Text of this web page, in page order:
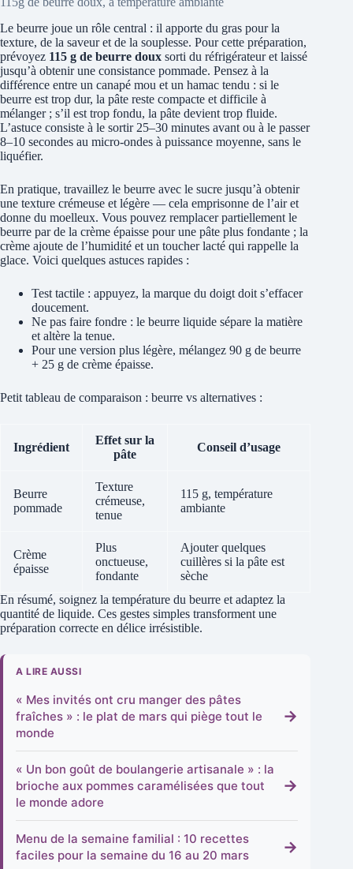
Le beurre joue un rôle central : il apporte du gras pour la
texture, de la saveur et de la souplesse. Pour cette préparation,
prévoyez 115 g de beurre doux sorti du réfrigérateur et laissé
jusqu’à obtenir une consistance pommade. Pensez à la
différence entre un canapé mou et un hamac tendu : si le
beurre est trop dur, la pâte reste compacte et difficile à
mélanger ; s’il est trop fondu, la pâte devient trop fluide.
L’astuce consiste à le sortir 25–30 minutes avant ou à le passer
8–10 secondes au micro-ondes à puissance moyenne, sans le
liquéfier.
En pratique, travaillez le beurre avec le sucre jusqu’à obtenir
une texture crémeuse et légère — cela emprisonne de l’air et
donne du moelleux. Vous pouvez remplacer partiellement le
beurre par de la crème épaisse pour une pâte plus fondante ; la
crème ajoute de l’humidité et un toucher lacté qui rappelle la
glace. Voici quelques astuces rapides :
Test tactile : appuyez, la marque du doigt doit s’effacer
doucement.
Ne pas faire fondre : le beurre liquide sépare la matière
et altère la tenue.
Pour une version plus légère, mélangez 90 g de beurre
+ 25 g de crème épaisse.
Petit tableau de comparaison : beurre vs alternatives :
Ingrédient
Effet sur la
pâte
Conseil d’usage
Beurre
pommade
Texture
crémeuse,
tenue
115 g, température
ambiante
Crème
épaisse
Plus
onctueuse,
fondante
Ajouter quelques
cuillères si la pâte est
sèche
En résumé, soignez la température du beurre et adaptez la
quantité de liquide. Ces gestes simples transforment une
préparation correcte en délice irrésistible.
A LIRE AUSSI
« Mes invités ont cru manger des pâtes
fraîches » : le plat de mars qui piège tout le
monde
→
« Un bon goût de boulangerie artisanale » : la
brioche aux pommes caramélisées que tout
le monde adore
→
Menu de la semaine familial : 10 recettes
faciles pour la semaine du 16 au 20 mars
→